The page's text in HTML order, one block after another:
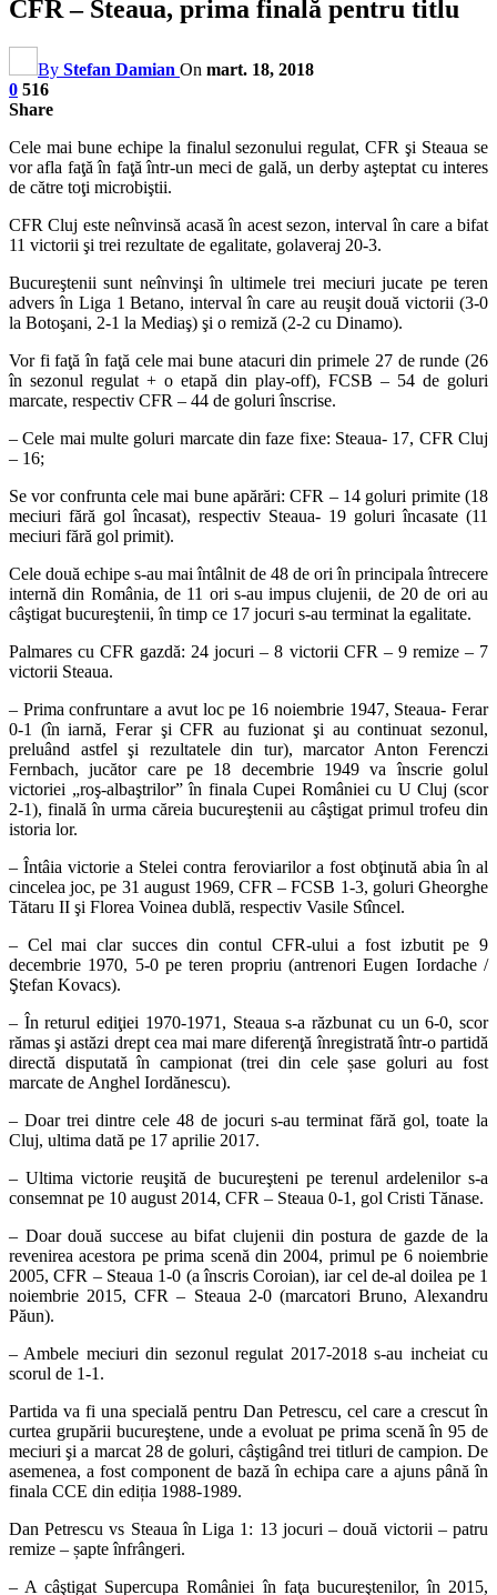
CFR – Steaua, prima finală pentru titlu
By Stefan Damian On mart. 18, 2018
0 516
Share
Cele mai bune echipe la finalul sezonului regulat, CFR şi Steaua se
vor afla faţă în faţă într-un meci de gală, un derby aşteptat cu interes
de către toţi microbiştii.
CFR Cluj este neînvinsă acasă în acest sezon, interval în care a bifat
11 victorii şi trei rezultate de egalitate, golaveraj 20-3.
Bucureştenii sunt neînvinşi în ultimele trei meciuri jucate pe teren
advers în Liga 1 Betano, interval în care au reuşit două victorii (3-0
la Botoşani, 2-1 la Mediaş) şi o remiză (2-2 cu Dinamo).
Vor fi faţă în faţă cele mai bune atacuri din primele 27 de runde (26
în sezonul regulat + o etapă din play-off), FCSB – 54 de goluri
marcate, respectiv CFR – 44 de goluri înscrise.
– Cele mai multe goluri marcate din faze fixe: Steaua- 17, CFR Cluj
– 16;
Se vor confrunta cele mai bune apărări: CFR – 14 goluri primite (18
meciuri fără gol încasat), respectiv Steaua- 19 goluri încasate (11
meciuri fără gol primit).
Cele două echipe s-au mai întâlnit de 48 de ori în principala întrecere
internă din România, de 11 ori s-au impus clujenii, de 20 de ori au
câştigat bucureştenii, în timp ce 17 jocuri s-au terminat la egalitate.
Palmares cu CFR gazdă: 24 jocuri – 8 victorii CFR – 9 remize – 7
victorii Steaua.
– Prima confruntare a avut loc pe 16 noiembrie 1947, Steaua- Ferar
0-1 (în iarnă, Ferar şi CFR au fuzionat şi au continuat sezonul,
preluând astfel şi rezultatele din tur), marcator Anton Ferenczi
Fernbach, jucător care pe 18 decembrie 1949 va înscrie golul
victoriei „roş-albaştrilor” în finala Cupei României cu U Cluj (scor
2-1), finală în urma căreia bucureştenii au câştigat primul trofeu din
istoria lor.
– Întâia victorie a Stelei contra feroviarilor a fost obţinută abia în al
cincelea joc, pe 31 august 1969, CFR – FCSB 1-3, goluri Gheorghe
Tătaru II şi Florea Voinea dublă, respectiv Vasile Stîncel.
– Cel mai clar succes din contul CFR-ului a fost izbutit pe 9
decembrie 1970, 5-0 pe teren propriu (antrenori Eugen Iordache /
Ştefan Kovacs).
– În returul ediţiei 1970-1971, Steaua s-a răzbunat cu un 6-0, scor
rămas şi astăzi drept cea mai mare diferenţă înregistrată într-o partidă
directă disputată în campionat (trei din cele șase goluri au fost
marcate de Anghel Iordănescu).
– Doar trei dintre cele 48 de jocuri s-au terminat fără gol, toate la
Cluj, ultima dată pe 17 aprilie 2017.
– Ultima victorie reuşită de bucureşteni pe terenul ardelenilor s-a
consemnat pe 10 august 2014, CFR – Steaua 0-1, gol Cristi Tănase.
– Doar două succese au bifat clujenii din postura de gazde de la
revenirea acestora pe prima scenă din 2004, primul pe 6 noiembrie
2005, CFR – Steaua 1-0 (a înscris Coroian), iar cel de-al doilea pe 1
noiembrie 2015, CFR – Steaua 2-0 (marcatori Bruno, Alexandru
Păun).
– Ambele meciuri din sezonul regulat 2017-2018 s-au incheiat cu
scorul de 1-1.
Partida va fi una specială pentru Dan Petrescu, cel care a crescut în
curtea grupării bucureştene, unde a evoluat pe prima scenă în 95 de
meciuri şi a marcat 28 de goluri, câştigând trei titluri de campion. De
asemenea, a fost component de bază în echipa care a ajuns până în
finala CCE din ediția 1988-1989.
Dan Petrescu vs Steaua în Liga 1: 13 jocuri – două victorii – patru
remize – șapte înfrângeri.
– A câştigat Supercupa României în faţa bucureştenilor, în 2015,